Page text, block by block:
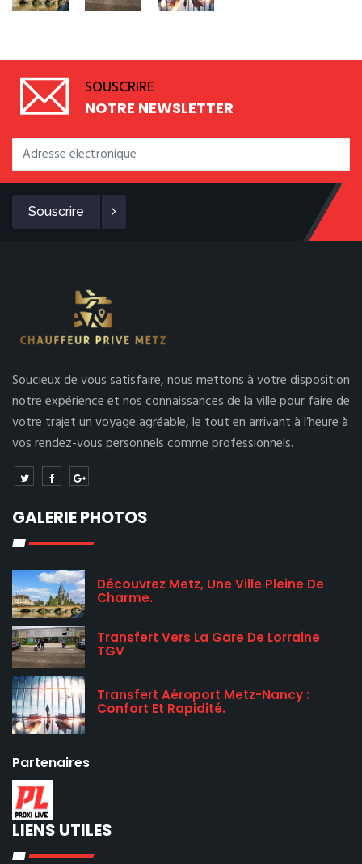
SOUSCRIRE
NOTRE NEWSLETTER
Souscrire
Soucieux de vous satisfaire, nous mettons à votre disposition
notre expérience et nos connaissances de la ville pour faire de
votre trajet un voyage agréable, le tout en arrivant à l’heure à
vos rendez-vous personnels comme professionnels.
GALERIE PHOTOS
Découvrez Metz, Une Ville Pleine De
Charme.
Transfert Vers La Gare De Lorraine
TGV
Transfert Aéroport Metz-Nancy :
Confort Et Rapidité.
Partenaires
LIENS UTILES